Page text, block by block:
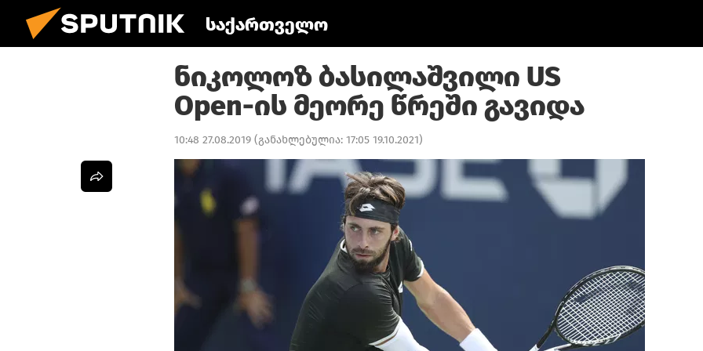
საქართველო
ნიკოლოზ ბასილაშვილი US
Open-ის მეორე წრეში გავიდა
10:48 27.08.2019 (განახლებულია: 17:05 19.10.2021)